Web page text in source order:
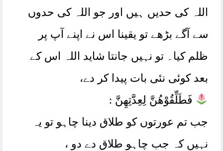
اللہ کی حدیں ہیں اور جو اللہ کی حدوں
سے آگے بڑھے تو یقینا اس نے اپنے آپ پر
ظلم کیا۔ تو نہیں جانتا شاید اللہ اس کے
بعد کوئی نئی بات پیدا کر دے،
فَطَلِّقُوْھُنَّ لِعِدَّتِھِنَّ :
جب تم عورتوں کو طلاق دینا چاہو تو یہ
نہیں کہ جب چاہو طلاق دے دو ،